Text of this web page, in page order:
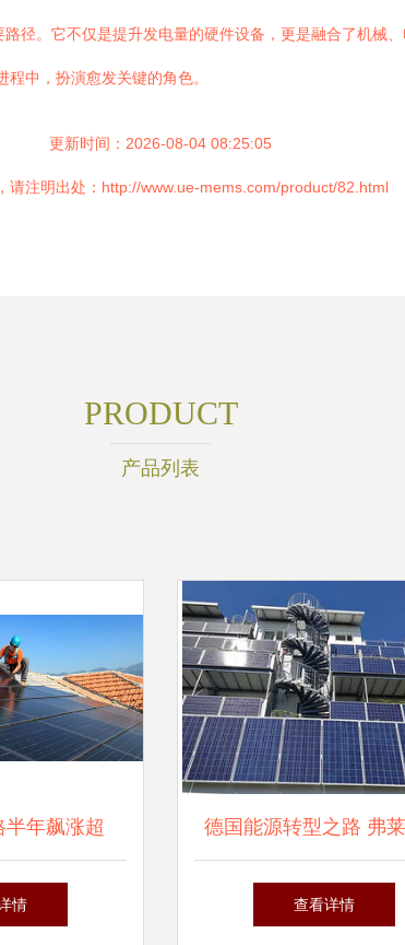
径。它不仅是提升发电量的硬件设备，更是融合了机械
中，扮演愈发关键的角色。
更新时间：2026-08-04 08:25:05
请注明出处：http://www.ue-mems.com/product/82.html
PRODUCT
产品列表
年飙涨超
业链安全成
情
德国能源转型之路 弗
设计的地下光伏建筑
查看详情